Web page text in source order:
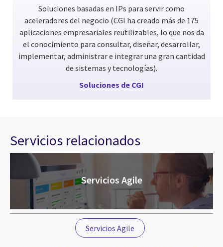
Soluciones basadas en IPs para servir como
aceleradores del negocio (CGI ha creado más de 175
aplicaciones empresariales reutilizables, lo que nos da
el conocimiento para consultar, diseñar, desarrollar,
implementar, administrar e integrar una gran cantidad
de sistemas y tecnologías).
Soluciones de CGI
Servicios relacionados
Servicios Agile
Servicios Agile